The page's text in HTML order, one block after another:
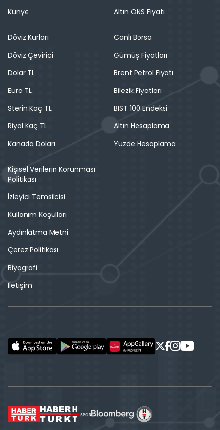
Künye
Altın ONS Fiyatı
Döviz Kurları
Döviz Çevirici
Dolar TL
Euro TL
Sterin Kaç TL
Riyal Kaç TL
Kanada Doları
Canlı Borsa
Gümüş Fiyatları
Brent Petrol Fiyatı
Bilezik Fiyatları
BIST 100 Endeksi
Altın Hesaplama
Yüzde Hesaplama
Kişisel Verilerin Korunması
Politikası
İzleyici Temsilcisi
Kullanım Koşulları
Aydınlatma Metni
Çerez Politikası
Biyografi
İletişim